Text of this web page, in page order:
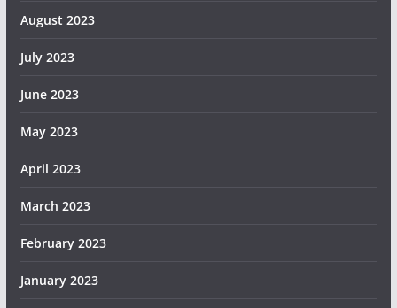
August 2023
July 2023
June 2023
May 2023
April 2023
March 2023
February 2023
January 2023